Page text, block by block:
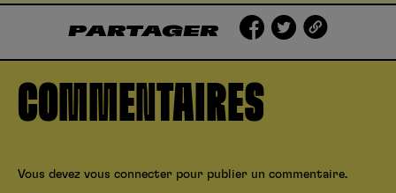
PARTAGER
COMMENTAIRES
Vous devez vous connecter pour publier un commentaire.